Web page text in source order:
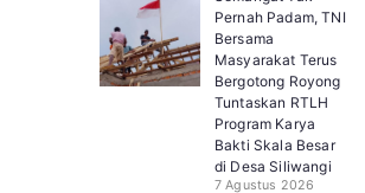
Pernah Padam, TNI
Bersama
Masyarakat Terus
Bergotong Royong
Tuntaskan RTLH
Program Karya
Bakti Skala Besar
di Desa Siliwangi
7 Agustus 2026